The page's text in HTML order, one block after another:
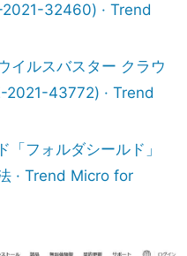
2021-32460) · Trend
イルスバスター クラウ
2021-43772) · Trend
「フォルダシールド」
· Trend Micro for